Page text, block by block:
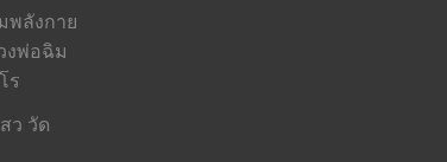
พลังกาย
งพ่อฉิม
ร
ว วัด